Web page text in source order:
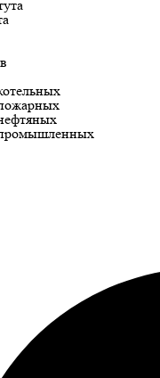
промышленных